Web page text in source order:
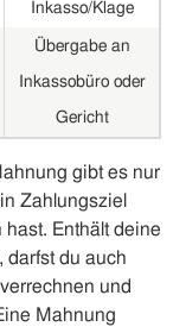
Inkasso/Klage
Übergabe an
Inkassobüro oder
Gericht
gibt es nur
Zahlungsziel
Enthält deine
darfst du auch
und
Mahnung